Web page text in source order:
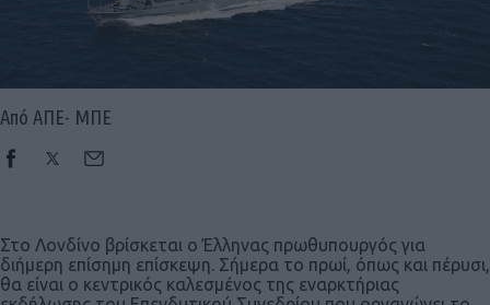
Social
Από ΑΠΕ- ΜΠΕ
Στο Λονδίνο βρίσκεται ο Έλληνας πρωθυπουργός για
διήμερη επίσημη επίσκεψη. Σήμερα το πρωί, όπως και πέρυσι,
θα είναι ο κεντρικός καλεσμένος της εναρκτήριας